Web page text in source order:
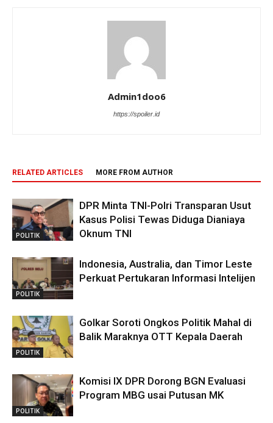
Admin1doo6
https://spoiler.id
RELATED ARTICLES MORE FROM AUTHOR
POLITIK
DPR Minta TNI-Polri Transparan Usut
Kasus Polisi Tewas Diduga Dianiaya
Oknum TNI
POLITIK
Indonesia, Australia, dan Timor Leste
Perkuat Pertukaran Informasi Intelijen
POLITIK
Golkar Soroti Ongkos Politik Mahal di
Balik Maraknya OTT Kepala Daerah
POLITIK
Komisi IX DPR Dorong BGN Evaluasi
Program MBG usai Putusan MK